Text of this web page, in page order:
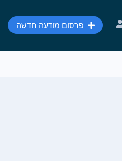
פרסום מודעה חדשה